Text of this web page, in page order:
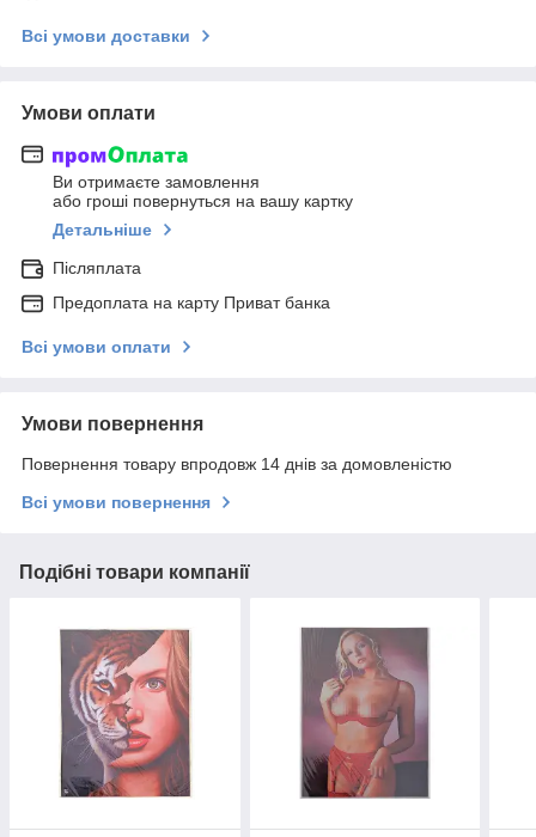
Всі умови доставки
Умови оплати
Ви отримаєте замовлення
або гроші повернуться на вашу картку
Детальніше
Післяплата
Предоплата на карту Приват банка
Всі умови оплати
Умови повернення
Повернення товару впродовж 14 днів за домовленістю
Всі умови повернення
Подібні товари компанії